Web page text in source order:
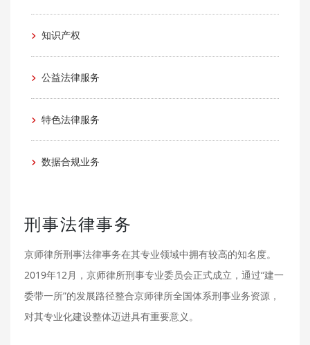
知识产权
公益法律服务
特色法律服务
数据合规业务
刑事法律事务
京师律所刑事法律事务在其专业领域中拥有较高的知名度。
2019年12月，京师律所刑事专业委员会正式成立，通过“建一
委带一所”的发展路径整合京师律所全国体系刑事业务资源，
对其专业化建设整体迈进具有重要意义。